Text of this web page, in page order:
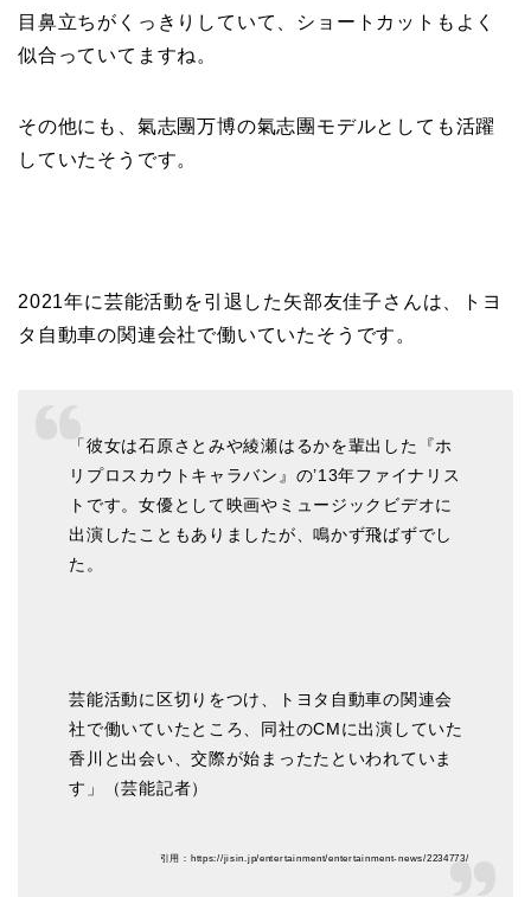
10年！
AKUROの結婚馴れ初め
目鼻立ちがくっきりしていて、ショートカットもよく
似合っていてますね。
その他にも、氣志團万博の氣志團モデルとしても活躍
していたそうです。
2021年に芸能活動を引退した矢部友佳子さんは、トヨ
タ自動車の関連会社で働いていたそうです。
「彼女は石原さとみや綾瀬はるかを輩出した『ホ
リプロスカウトキャラバン』の’13年ファイナリス
トです。女優として映画やミュージックビデオに
出演したこともありましたが、鳴かず飛ばずでし
た。
芸能活動に区切りをつけ、トヨタ自動車の関連会
社で働いていたところ、同社のCMに出演していた
香川と出会い、交際が始まったたといわれていま
す」（芸能記者）
引用：https://jisin.jp/entertainment/entertainment-news/2234773/